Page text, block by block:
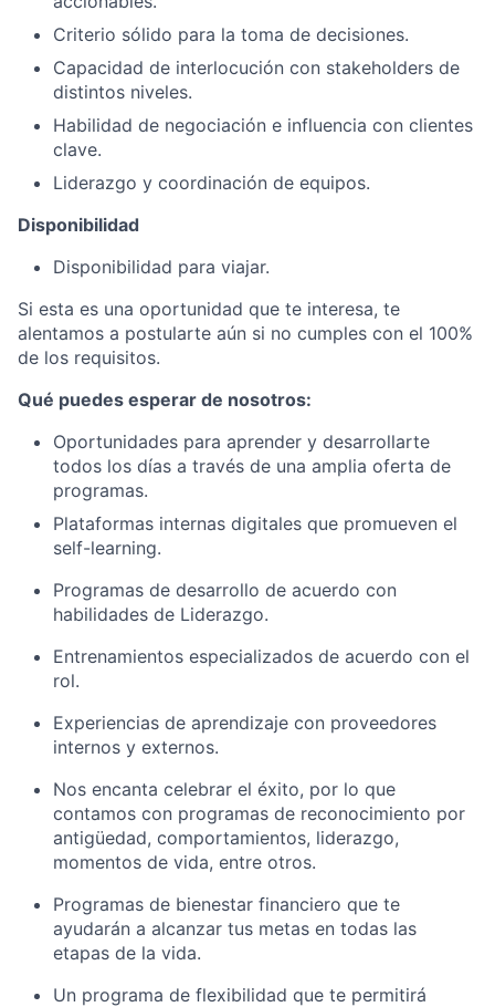
Criterio sólido para la toma de decisiones.
Capacidad de interlocución con stakeholders de
distintos niveles.
Habilidad de negociación e influencia con clientes
clave.
Liderazgo y coordinación de equipos.
Disponibilidad
Disponibilidad para viajar.
Si esta es una oportunidad que te interesa, te
alentamos a postularte aún si no cumples con el 100%
de los requisitos.
Qué puedes esperar de nosotros:
Oportunidades para aprender y desarrollarte
todos los días a través de una amplia oferta de
programas.
Plataformas internas digitales que promueven el
self-learning.
Programas de desarrollo de acuerdo con
habilidades de Liderazgo.
Entrenamientos especializados de acuerdo con el
rol.
Experiencias de aprendizaje con proveedores
internos y externos.
Nos encanta celebrar el éxito, por lo que
contamos con programas de reconocimiento por
antigüedad, comportamientos, liderazgo,
momentos de vida, entre otros.
Programas de bienestar financiero que te
ayudarán a alcanzar tus metas en todas las
etapas de la vida.
Un programa de flexibilidad que te permitirá